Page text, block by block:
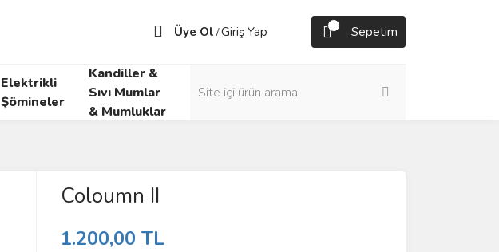
Üye Ol /Giriş Yap Sepetim
Elektrikli
Şömineler
Kandiller &
Sıvı Mumlar
& Mumluklar
Coloumn II
1.200,00 TL